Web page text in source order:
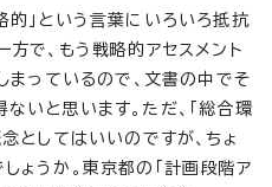
的」という言葉にいろいろ抵抗
方で、もう戦略的アセスメント
っているので、文書の中でそ
いと思います。ただ、「総合環
としてはいいのですが、ちょ
ょうか。東京都の「計画段階ア